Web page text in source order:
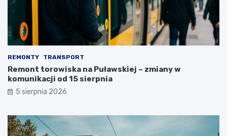
REMONTY TRANSPORT
Remont torowiska na Puławskiej – zmiany w
komunikacji od 15 sierpnia
5 sierpnia 2026